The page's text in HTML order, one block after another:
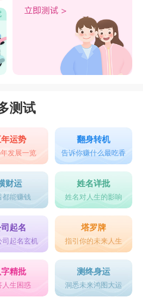
的人，这种人能降服狮
一个人。
注明出处
测试
运势
发展一览
翻身转机
告诉你赚什么最吃香
财运
都能赚钱
姓名详批
姓名对人生的影响
起名
司起名玄机
塔罗牌
指引你的未来人生
字精批
人生困惑
测终身运
洞悉未来鸿图大运